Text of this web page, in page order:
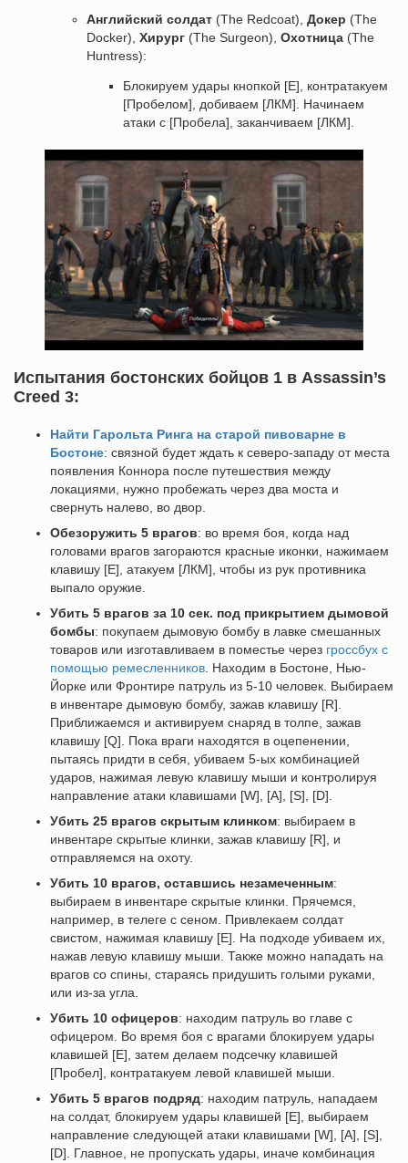
Английский солдат (The Redcoat), Докер (The
Docker), Хирург (The Surgeon), Охотница (The
Huntress):
Блокируем удары кнопкой [E], контратакуем
[Пробелом], добиваем [ЛКМ]. Начинаем
атаки с [Пробела], заканчиваем [ЛКМ].
Испытания бостонских бойцов 1 в Assassin’s
Creed 3:
Найти Гарольта Ринга на старой пивоварне в
Бостоне: связной будет ждать к северо-западу от места
появления Коннора после путешествия между
локациями, нужно пробежать через два моста и
свернуть налево, во двор.
Обезоружить 5 врагов: во время боя, когда над
головами врагов загораются красные иконки, нажимаем
клавишу [E], атакуем [ЛКМ], чтобы из рук противника
выпало оружие.
Убить 5 врагов за 10 сек. под прикрытием дымовой
бомбы: покупаем дымовую бомбу в лавке смешанных
товаров или изготавливаем в поместье через гроссбух с
помощью ремесленников . Находим в Бостоне, Нью-
Йорке или Фронтире патруль из 5-10 человек. Выбираем
в инвентаре дымовую бомбу, зажав клавишу [R].
Приближаемся и активируем снаряд в толпе, зажав
клавишу [Q]. Пока враги находятся в оцепенении,
пытаясь придти в себя, убиваем 5-ых комбинацией
ударов, нажимая левую клавишу мыши и контролируя
направление атаки клавишами [W], [A], [S], [D].
Убить 25 врагов скрытым клинком: выбираем в
инвентаре скрытые клинки, зажав клавишу [R], и
отправляемся на охоту.
Убить 10 врагов, оставшись незамеченным:
выбираем в инвентаре скрытые клинки. Прячемся,
например, в телеге с сеном. Привлекаем солдат
свистом, нажимая клавишу [E]. На подходе убиваем их,
нажав левую клавишу мыши. Также можно нападать на
врагов со спины, стараясь придушить голыми руками,
или из-за угла.
Убить 10 офицеров: находим патруль во главе с
офицером. Во время боя с врагами блокируем удары
клавишей [E], затем делаем подсечку клавишей
[Пробел], контратакуем левой клавишей мыши.
Убить 5 врагов подряд: находим патруль, нападаем
на солдат, блокируем удары клавишей [E], выбираем
направление следующей атаки клавишами [W], [A], [S],
[D]. Главное, не пропускать удары, иначе комбинация